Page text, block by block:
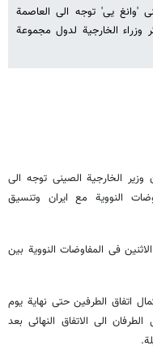
'وانغ یی' توجه الی العاصمة
وزراء الخارجیة لدول مجموعة
الخارجیة الصینی توجه الی
النوویة مع ایران وتنسیق
فی المفاوضات النوویة بین
اتفاق الطرفین حتی نهایة یوم
الی الاتفاق النهائی بعد